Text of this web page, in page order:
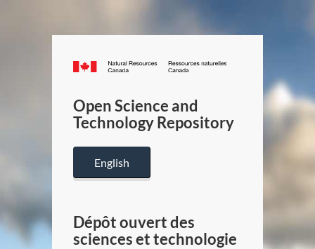
Canada.ca
/
Canada
Open Science and
Technology Repository
English
Dépôt ouvert des
sciences et technologie